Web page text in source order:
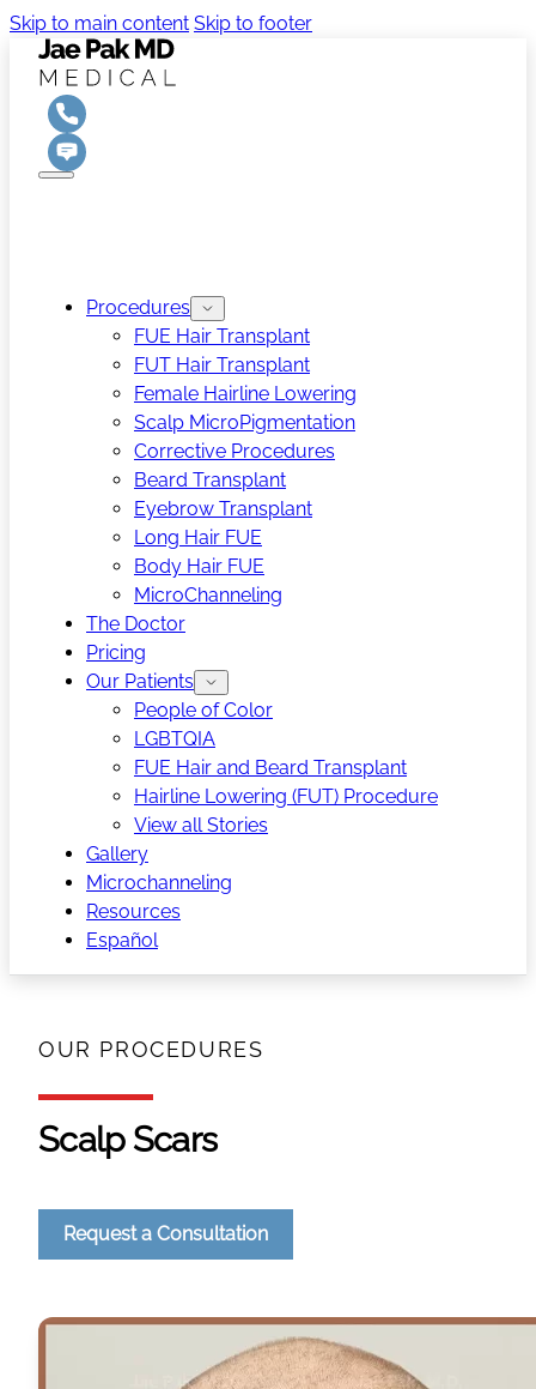
Skip to main content Skip to footer
Procedures
FUE Hair Transplant
FUT Hair Transplant
Female Hairline Lowering
Scalp MicroPigmentation
Corrective Procedures
Beard Transplant
Eyebrow Transplant
Long Hair FUE
Body Hair FUE
MicroChanneling
The Doctor
Pricing
Our Patients
People of Color
LGBTQIA
FUE Hair and Beard Transplant
Hairline Lowering (FUT) Procedure
View all Stories
Gallery
Microchanneling
Resources
Español
OUR PROCEDURES
Scalp Scars
Request a Consultation